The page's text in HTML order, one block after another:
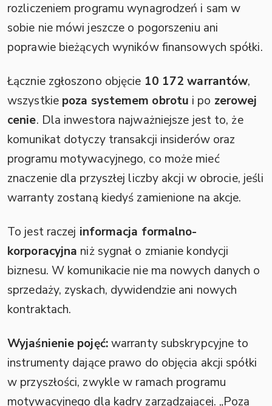
rozliczeniem programu wynagrodzeń i sam w
sobie nie mówi jeszcze o pogorszeniu ani
poprawie bieżących wyników finansowych spółki.
Łącznie zgłoszono objęcie 10 172 warrantów,
wszystkie poza systemem obrotu i po zerowej
cenie. Dla inwestora najważniejsze jest to, że
komunikat dotyczy transakcji insiderów oraz
programu motywacyjnego, co może mieć
znaczenie dla przyszłej liczby akcji w obrocie, jeśli
warranty zostaną kiedyś zamienione na akcje.
To jest raczej informacja formalno-
korporacyjna niż sygnał o zmianie kondycji
biznesu. W komunikacie nie ma nowych danych o
sprzedaży, zyskach, dywidendzie ani nowych
kontraktach.
Wyjaśnienie pojęć:warranty subskrypcyjne to
instrumenty dające prawo do objęcia akcji spółki
w przyszłości, zwykle w ramach programu
motywacyjnego dla kadry zarządzającej. „Poza